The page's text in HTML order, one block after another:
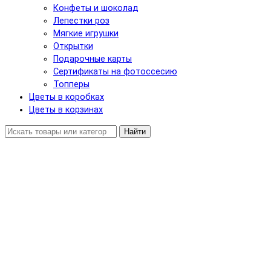
Конфеты и шоколад
Лепестки роз
Мягкие игрушки
Открытки
Подарочные карты
Сертификаты на фотоссесию
Топперы
Цветы в коробках
Цветы в корзинах
Найти